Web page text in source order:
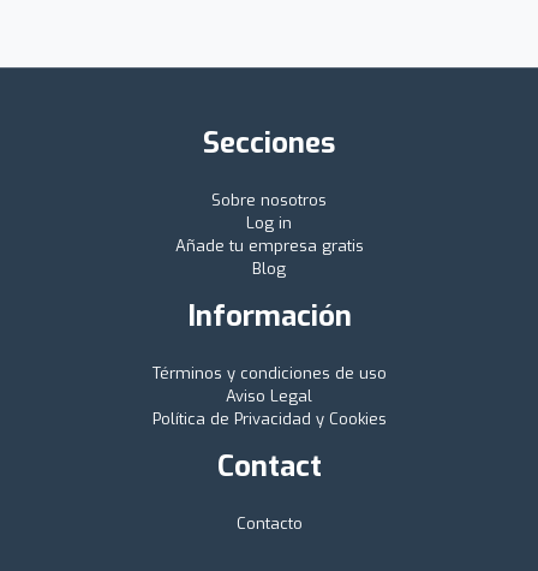
Secciones
Sobre nosotros
Log in
Añade tu empresa gratis
Blog
Información
Términos y condiciones de uso
Aviso Legal
Política de Privacidad y Cookies
Contact
Contacto